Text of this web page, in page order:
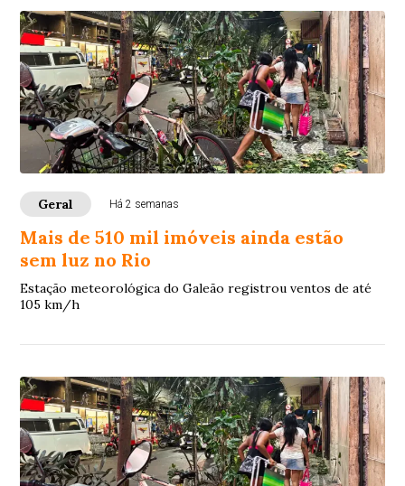
Geral Há 2 semanas
Mais de 510 mil imóveis ainda estão
sem luz no Rio
Estação meteorológica do Galeão registrou ventos de até
105 km/h